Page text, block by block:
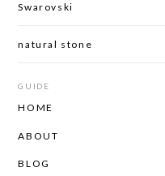
Swarovski
natural stone
GUIDE
HOME
ABOUT
BLOG